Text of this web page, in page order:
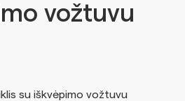
vožtuvu
su iškvėpimo vožtuvu